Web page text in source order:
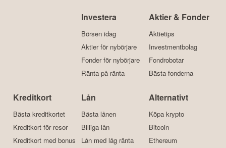
Investera
Börsen idag
Aktier för nybörjare
Fonder för nybörjare
Ränta på ränta
Aktier & Fonder
Aktietips
Investmentbolag
Fondrobotar
Bästa fonderna
Kreditkort
Bästa kreditkortet
Kreditkort för resor
Kreditkort med bonus
Lån
Bästa lånen
Billiga lån
Lån med låg ränta
Alternativt
Köpa krypto
Bitcoin
Ethereum